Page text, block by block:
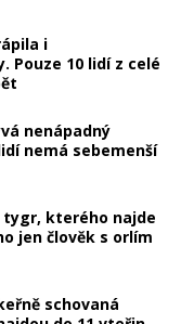
i
Pouze 10 lidí z celé
nenápadný
nemá sebemenší
tygr, kterého najde
jen člověk s orlím
schovaná